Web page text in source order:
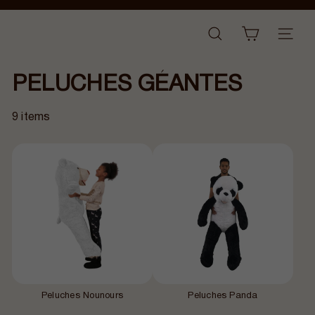
Passer
a
a
RECHERCHER
PELUCHES GÉANTES
9 items
Peluches Nounours Peluches Panda